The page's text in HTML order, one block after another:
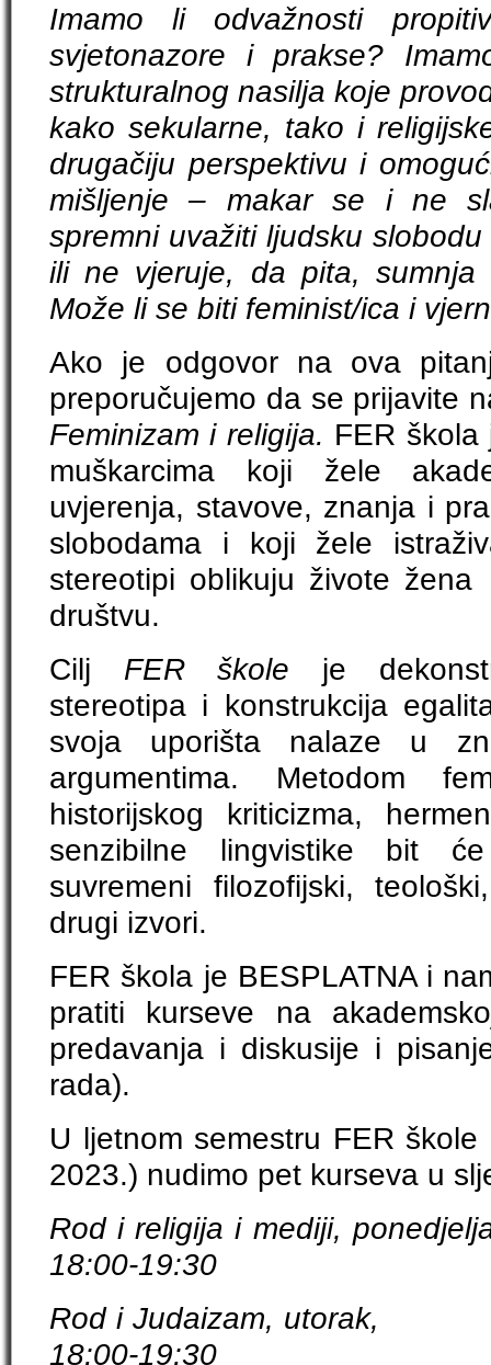
Imamo li odvažnosti
svjetonazore i prakse?
strukturalnog nasilja koje
kako sekularne, tako i
drugačiju perspektivu i
mišljenje – makar se i ne
spremni uvažiti ljudsku
ili ne vjeruje, da pita, sumnja
Može li se biti feminist/ica i
Ako je odgovor na ova
preporučujemo da se prijavite
Feminizam i religija. FER škola
muškarcima koji žele
uvjerenja, stavove, znanja i
slobodama i koji žele
stereotipi oblikuju živote
društvu.
Cilj FER škole je
stereotipa i konstrukcija
svoja uporišta nalaze u
argumentima. Metodom
historijskog kriticizma,
senzibilne lingvistike bit
suvremeni filozofijski,
drugi izvori.
FER škola je BESPLATNA i
pratiti kurseve na
predavanja i diskusije i
rada).
U ljetnom semestru FER
2023.) nudimo pet kurseva u
Rod i religija i
18:00-19:30
Rod i
18:00-19:30